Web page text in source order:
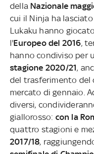
della Nazionale
cui il Ninja ha
Lukaku hanno
l'Europeo del 2016,
hanno condiviso per
stagione 2020/21,
del trasferimento del
mercato di gennaio.
diversi,
giallorosso: con la
quattro stagioni e
2017/18,